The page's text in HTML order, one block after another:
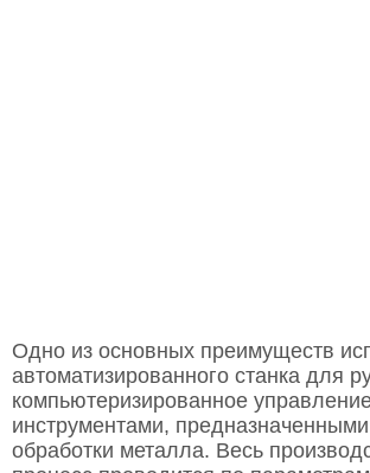
Одно из основных преимуществ
автоматизированного станка для
компьютеризированное
инструментами,
обработки металла. Весь